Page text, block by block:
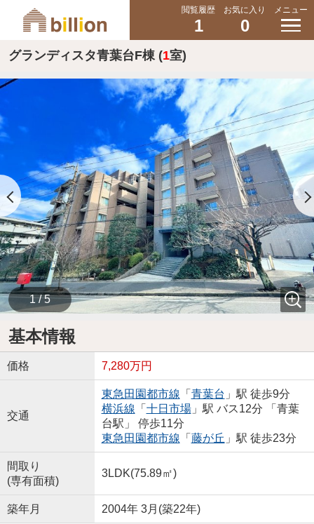
閲覧履歴
1
お気に入り
0
メニュー
グランディスタ青葉台F棟 (1室)
1 / 5
基本情報
価格 7,280万円
交通
東急田園都市線 「 青葉台 」駅 徒歩9分
横浜線 「 十日市場」駅 バス12分 「青葉
台駅」 停歩11分
東急田園都市線 「 藤が丘 」駅 徒歩23分
間取り
(専有面積)
3LDK(75.89㎡)
築年月 2004年 3月(築22年)